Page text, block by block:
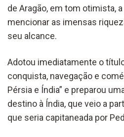
de Aragão, em tom otimista,
mencionar as imensas
seu alcance.
Adotou imediatamente o
conquista, navegação e
Pérsia e Índia” e preparou
destino à Índia, que veio a
que seria capitaneada por